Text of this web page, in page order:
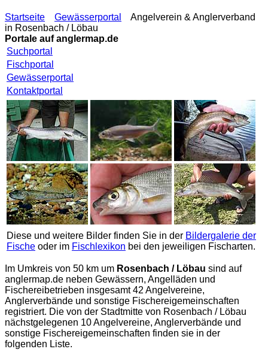
Startseite Gewässerportal
Angelverein & Anglerverband
in Rosenbach / Löbau
Portale aufanglermap.de
Suchportal
Fischportal
Gewässerportal
Kontaktportal
Diese und weitere Bilder finden Sie in der Bildergalerie der
Fische oder im Fischlexikon bei den jeweiligen Fischarten.
Im Umkreis von 50 km um Rosenbach / Löbau sind auf
anglermap.de neben Gewässern, Angelläden und
Fischereibetrieben insgesamt 42 Angelvereine,
Anglerverbände und sonstige Fischereigemeinschaften
registriert. Die von der Stadtmitte von Rosenbach / Löbau
nächstgelegenen 10 Angelvereine, Anglerverbände und
sonstige Fischereigemeinschaften finden sie in der
folgenden Liste.